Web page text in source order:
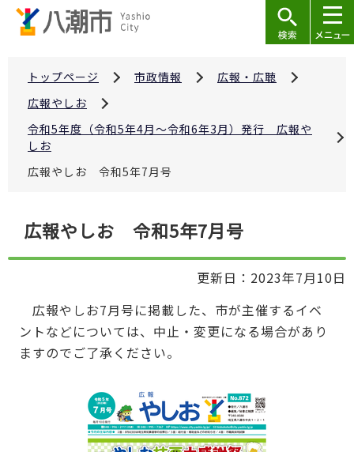
トップページ 市政情報
広報・広聴
広報やしお
令和5年度（令和5年4月～令和6年3月）発行 広報や
しお
広報やしお 令和5年7月号
こ
広報やしお 令和5年7月号
更新日：2023年7月10日
広報やしお7月号に掲載した、市が主催するイベ
ントなどについては、中止・変更になる場合があり
ますのでご了承ください。